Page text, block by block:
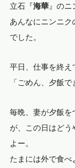
立石『海華』のニ
あんなにニンニ
でした。
平日、仕事を終え
「ごめん、夕飯で
毎晩、妻が夕飯
が、この日はど
よー。
たまには外で食